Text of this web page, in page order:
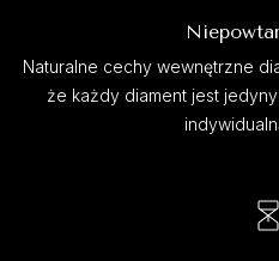
Naturalne cechy wewnętrzne
że każdy diament jest